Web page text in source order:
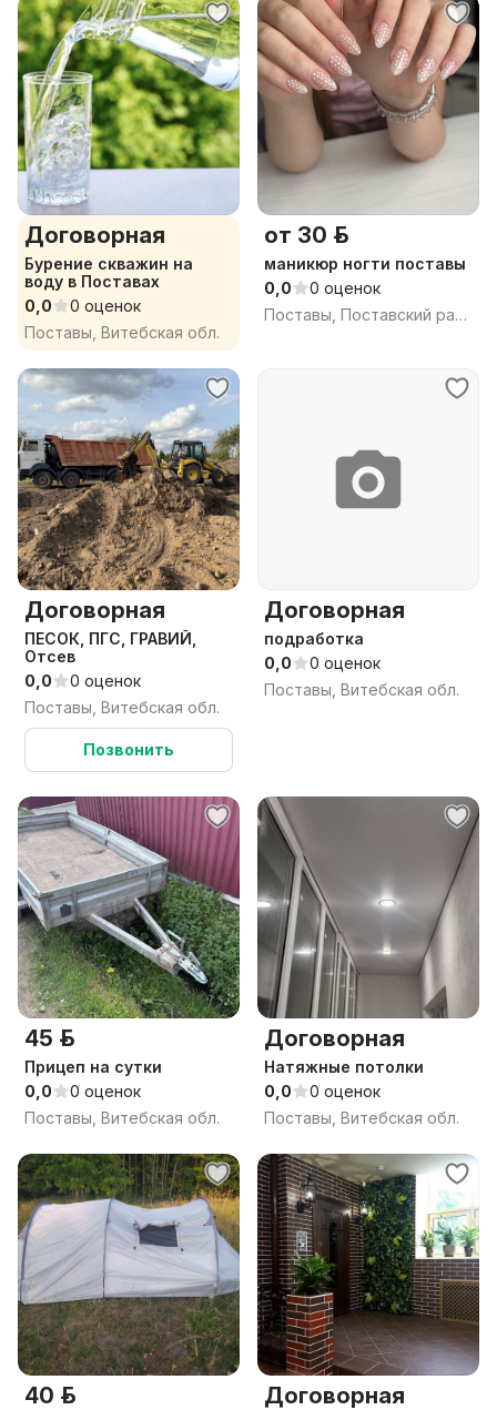
Договорная
Бурение скважин на
воду в Поставах
0,0
0 оценок
Поставы, Витебская обл.
от 30 р.
маникюр ногти поставы
0,0
0 оценок
Поставы, Поставский район, Витебская область
Договорная
ПЕСОК, ПГС, ГРАВИЙ,
Отсев
0,0
0 оценок
Поставы, Витебская обл.
Позвонить
Договорная
подработка
0,0
0 оценок
Поставы, Витебская обл.
45 р.
Прицеп на сутки
0,0
0 оценок
Поставы, Витебская обл.
Договорная
Натяжные потолки
0,0
0 оценок
Поставы, Витебская обл.
40 р. Договорная